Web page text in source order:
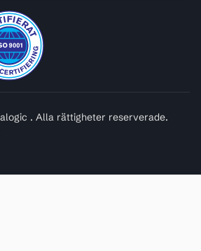
. Alla rättigheter reserverade.